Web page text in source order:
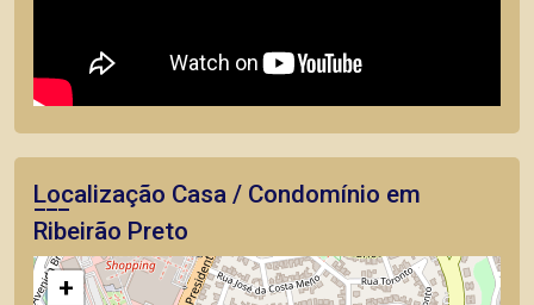
Localização Casa / Condomínio em
Ribeirão Preto
+